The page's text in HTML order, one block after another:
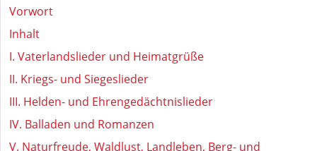
Vorwort
Inhalt
I. Vaterlandslieder und Heimatgrüße
II. Kriegs- und Siegeslieder
III. Helden- und Ehrengedächtnislieder
IV. Balladen und Romanzen
V. Naturfreude, Waldlust, Landleben, Berg- und